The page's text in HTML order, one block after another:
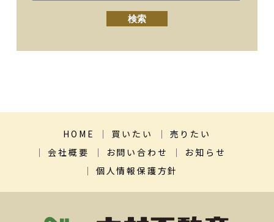
HOME 買いたい
売りたい
会社概要
お問い合わせ
お知らせ
個人情報保護方針